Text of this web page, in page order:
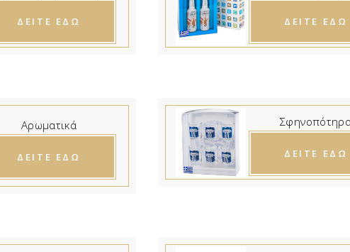
ΔΕΙΤΕ ΕΔΩ ΔΕΙΤΕ ΕΔΩ
Αρωματικά
ΔΕΙΤΕ ΕΔΩ ΔΕΙΤΕ ΕΔΩ